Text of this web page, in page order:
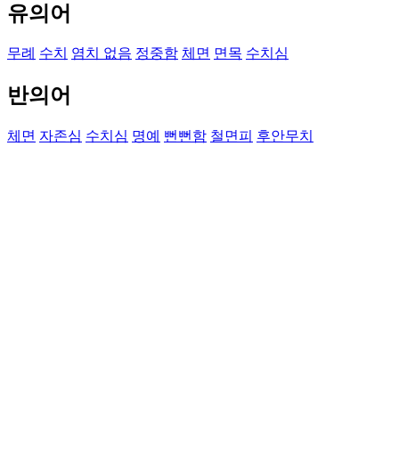
유의어
무례 수치 염치 없음 정중함 체면 면목 수치심
반의어
체면 자존심 수치심 명예 뻔뻔함 철면피 후안무치